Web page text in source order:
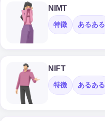
NIMT
特徴 あるある
NIFT
特徴 あるある